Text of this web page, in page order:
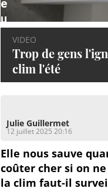
e
u
a
u
e
s
a
VIDEO
Trop de gens
clim l'été
Julie Guillermet
12 juillet 2025 20:16
Elle nous sauve
coûter cher si on
la clim faut-il